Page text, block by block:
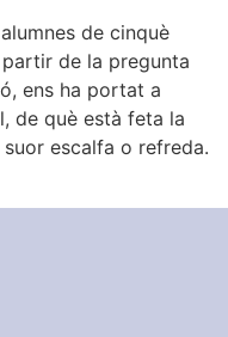
de cinquè
de la pregunta
ens ha portat a
de què està feta la
escalfa o refreda.